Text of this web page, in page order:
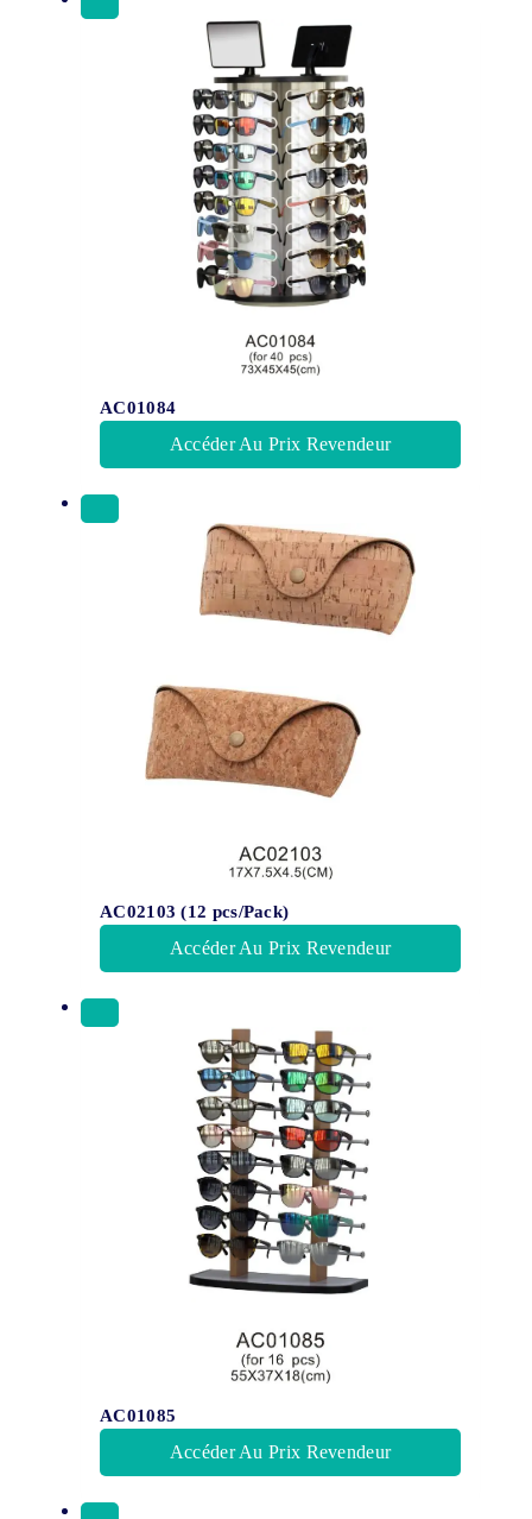
AC01084
Accéder Au Prix Revendeur
AC02103 (12 pcs/Pack)
Accéder Au Prix Revendeur
AC01085
Accéder Au Prix Revendeur